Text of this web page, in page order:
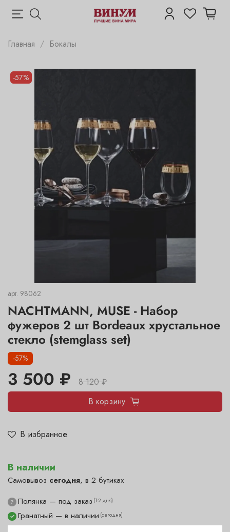
Главная Бокалы
-57%
арт. 98062
NACHTMANN, MUSE - Набор
фужеров 2 шт Bordeaux хрустальное
стекло (stemglass set)
В избранное
-57%
3 500 ₽
8 120 ₽
В корзину
В наличии
Самовывоз сегодня, в 2 бутиках
✓ Гранатный — в наличии (сегодня)
? Полянка — под заказ (1-2 дня)